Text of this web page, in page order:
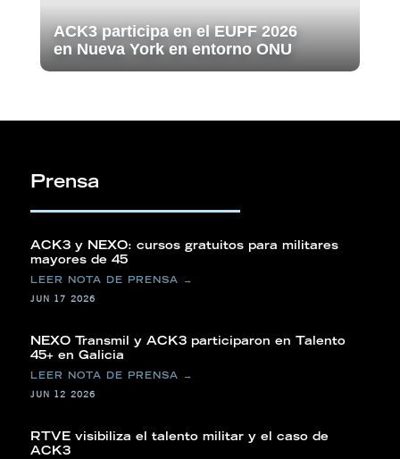
ACK3 participa en el EUPF 2026
en Nueva York en entorno ONU
Prensa
ACK3 y NEXO: cursos gratuitos para militares
mayores de 45
JUN 17 2026
NEXO Transmil y ACK3 participaron en Talento
45+ en Galicia
JUN 12 2026
RTVE visibiliza el talento militar y el caso de
ACK3